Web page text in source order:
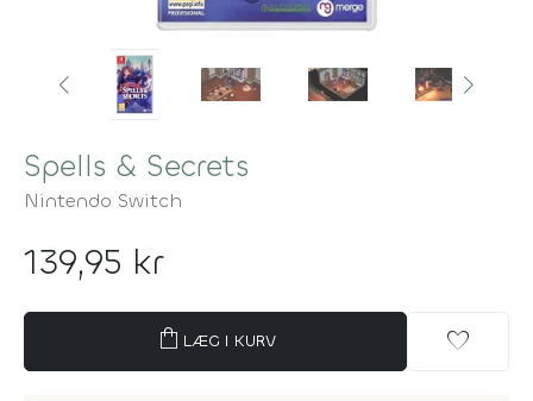
Spells & Secrets
Nintendo Switch
139,95 kr
shopping_bag LÆG I KURV favorite